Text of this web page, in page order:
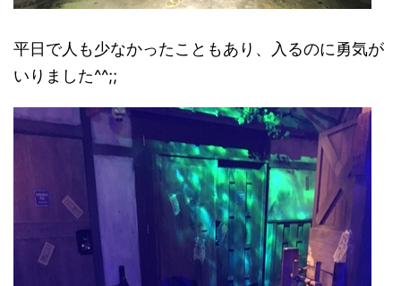
平日で人も少なかったこともあり、入るのに勇気が
いりました^^;;